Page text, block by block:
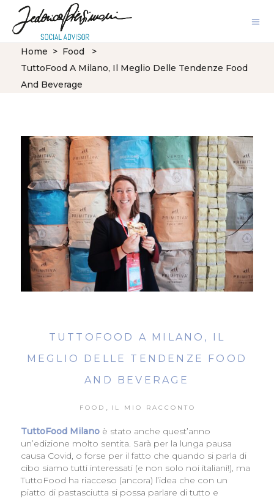
Home > Food
>
TuttoFood A Milano, Il Meglio Delle Tendenze Food
And Beverage
TUTTOFOOD A MILANO, IL
MEGLIO DELLE TENDENZE FOOD
AND BEVERAGE
FOOD IL MIO RACCONTO
TuttoFood Milanoè stato anche quest’anno
un’edizione molto sentita. Sarà per la lunga pausa
causa Covid, o forse per il fatto che quando si parla di
cibo siamo tutti interessati (e non solo noi italiani!), ma
TuttoFood ha riacceso (ancora) l’idea che con un
piatto di pastasciutta si possa parlare di tutto e